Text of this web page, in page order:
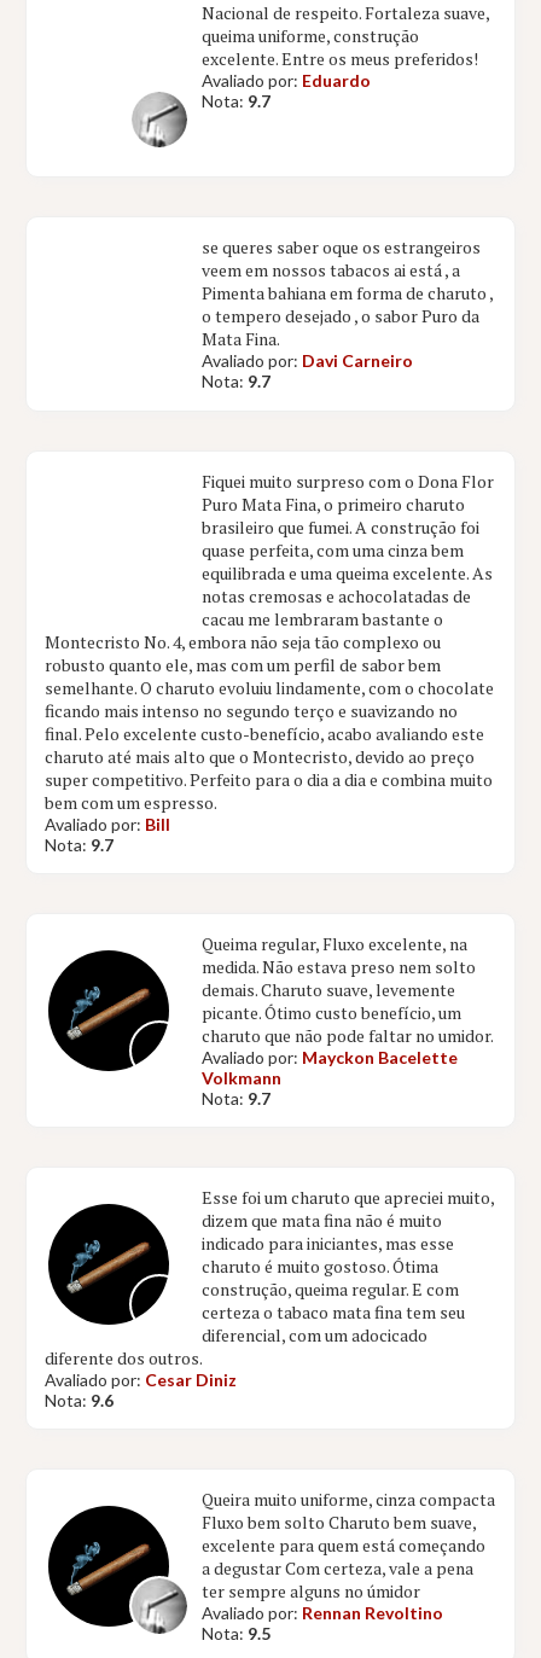
Nacional de respeito. Fortaleza suave,
queima uniforme, construção
excelente. Entre os meus preferidos!
Avaliado por: Eduardo
Nota: 9.7
se queres saber oque os estrangeiros
veem em nossos tabacos ai está , a
Pimenta bahiana em forma de charuto ,
o tempero desejado , o sabor Puro da
Mata Fina.
Avaliado por: Davi Carneiro
Nota: 9.7
Fiquei muito surpreso com o Dona Flor
Puro Mata Fina, o primeiro charuto
brasileiro que fumei. A construção foi
quase perfeita, com uma cinza bem
equilibrada e uma queima excelente. As
notas cremosas e achocolatadas de
cacau me lembraram bastante o
Montecristo No. 4, embora não seja tão complexo ou
robusto quanto ele, mas com um perfil de sabor bem
semelhante. O charuto evoluiu lindamente, com o chocolate
ficando mais intenso no segundo terço e suavizando no
final. Pelo excelente custo-benefício, acabo avaliando este
charuto até mais alto que o Montecristo, devido ao preço
super competitivo. Perfeito para o dia a dia e combina muito
bem com um espresso.
Avaliado por: Bill
Nota: 9.7
Queima regular, Fluxo excelente, na
medida. Não estava preso nem solto
demais. Charuto suave, levemente
picante. Ótimo custo benefício, um
charuto que não pode faltar no umidor.
Avaliado por: Mayckon Bacelette
Volkmann
Nota: 9.7
Esse foi um charuto que apreciei muito,
dizem que mata fina não é muito
indicado para iniciantes, mas esse
charuto é muito gostoso. Ótima
construção, queima regular. E com
certeza o tabaco mata fina tem seu
diferencial, com um adocicado
diferente dos outros.
Avaliado por: Cesar Diniz
Nota: 9.6
Queira muito uniforme, cinza compacta
Fluxo bem solto Charuto bem suave,
excelente para quem está começando
a degustar Com certeza, vale a pena
ter sempre alguns no úmidor
Avaliado por: Rennan Revoltino
Nota: 9.5